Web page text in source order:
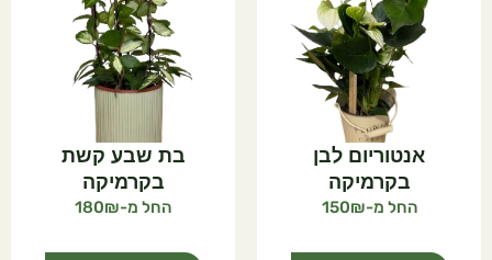
אנטוריום לבן
בקרמיקה
150
בת שבע קשת
בקרמיקה
180